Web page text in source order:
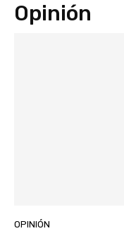
Opinión
OPINIÓN